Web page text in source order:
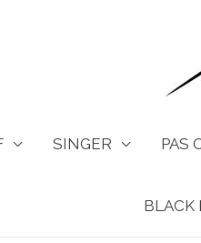
SINGER PAS
BLACK